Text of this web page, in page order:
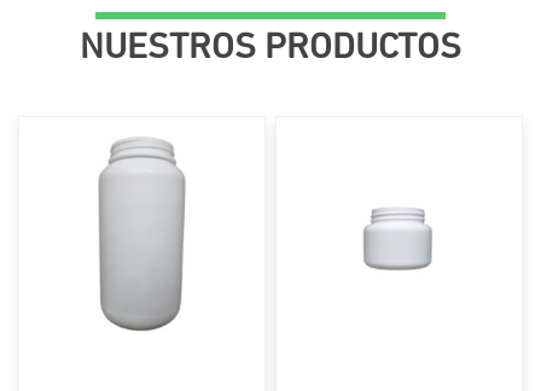
NUESTROS PRODUCTOS